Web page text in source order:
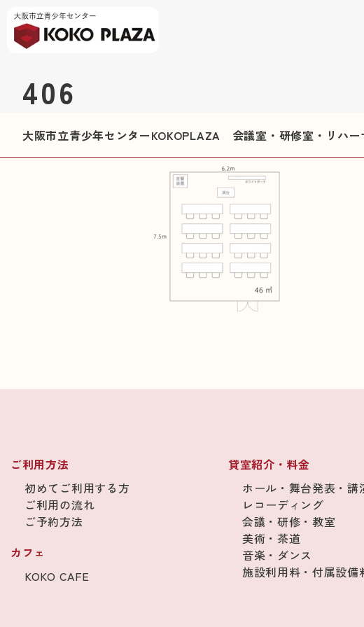
406
大阪市立青少年センターKOKOPLAZA 会議室・研修室・リハー
ご利用方法
初めてご利用する方
ご利用の流れ
ご予約方法
カフェ
KOKO CAFE
貸室紹介・料金
ホール・舞台発表・講
レコーディング
会議・研修・教室
美術・茶道
音楽・ダンス
施設利用料・付属設備